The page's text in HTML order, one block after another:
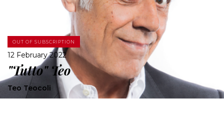
OUT OF SUBSCRIPTION
12 February 2022
"Tutto" Teo
Teo Teocoli